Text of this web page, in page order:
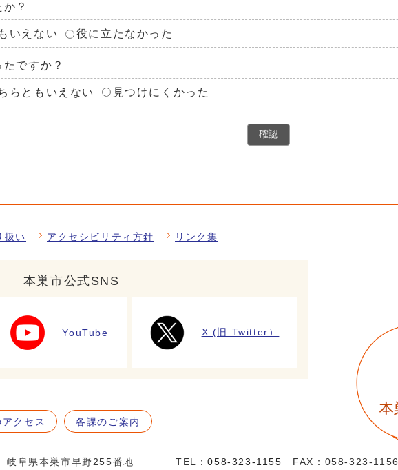
？
いえない 役に立たなかった
ですか？
らともいえない 見つけにくかった
確認
扱い アクセシビリティ方針 リンク集
本巣市公式SNS
YouTube X (旧 Twitter）
クセス 各課のご案内
阜県本巣市早野255番地 TEL：058-323-1155 FAX：058-323-1156